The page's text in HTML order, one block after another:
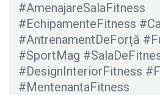
#AmenajareSalaFitness
#EchipamenteFitness
#AntrenamentDeForță
#SportMag
#DesignInteriorFitness
#MentenantaFitness